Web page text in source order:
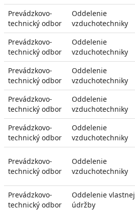
Prevádzkovo-
technický odbor
Oddelenie
vzduchotechniky
Prevádzkovo-
technický odbor
Oddelenie
vzduchotechniky
Prevádzkovo-
technický odbor
Oddelenie
vzduchotechniky
Prevádzkovo-
technický odbor
Oddelenie
vzduchotechniky
Prevádzkovo-
technický odbor
Oddelenie
vzduchotechniky
Prevádzkovo-
technický odbor
Oddelenie
vzduchotechniky
Prevádzkovo-
technický odbor
Oddelenie vlastnej
údržby